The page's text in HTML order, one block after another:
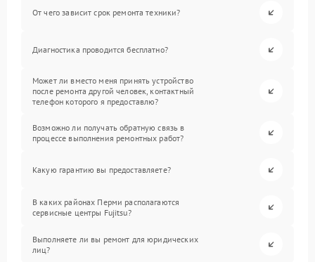
От чего зависит срок ремонта техники?
Диагностика проводится бесплатно?
Может ли вместо меня принять устройство
после ремонта другой человек, контактный
телефон которого я предоставлю?
Возможно ли получать обратную связь в
процессе выполнения ремонтных работ?
Какую гарантию вы предоставляете?
В каких районах Перми располагаются
сервисные центры Fujitsu?
Выполняете ли вы ремонт для юридических
лиц?